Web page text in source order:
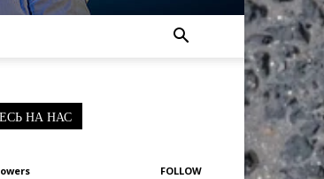
НА НАС
FOLLOW